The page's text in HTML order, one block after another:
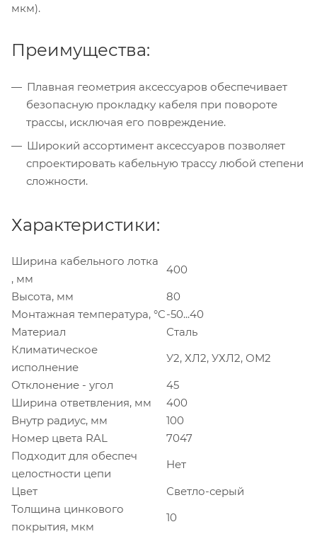
мкм).
Преимущества:
Плавная геометрия аксессуаров обеспечивает
безопасную прокладку кабеля при повороте
трассы, исключая его повреждение.
Широкий ассортимент аксессуаров позволяет
спроектировать кабельную трассу любой степени
сложности.
Характеристики:
Ширина кабельного лотка
, мм
400
Высота, мм
80
Монтажная температура, °C-50...40
Материал
Сталь
Климатическое
исполнение
У2, ХЛ2, УХЛ2, ОМ2
Отклонение - угол
45
Ширина ответвления, мм
400
Внутр радиус, мм
100
Номер цвета RAL
7047
Подходит для обеспеч
целостности цепи
Нет
Цвет
Светло-серый
Толщина цинкового
покрытия, мкм
10